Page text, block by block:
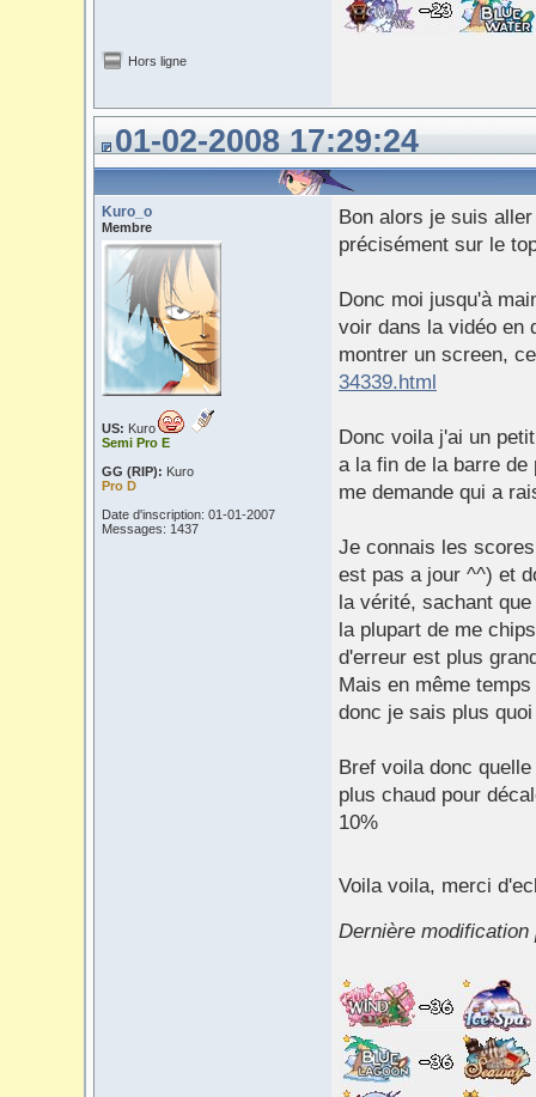
Hors ligne
01-02-2008 17:29:24
Kuro_o
Membre
US: Kuro
Semi Pro E
GG (RIP): Kuro
Pro D
Date d'inscription: 01-01-2007
Messages: 1437
Bon alors je suis
précisément sur le
Donc moi jusqu'à
voir dans la vidéo en
montrer un screen,
34339.html
Donc voila j'ai un
a la fin de la barre
me demande qui a
Je connais les
est pas a jour ^^) et
la vérité, sachant
la plupart de me
d'erreur est plus
Mais en même
donc je sais plus
Bref voila donc
plus chaud pour
10%
Voila voila, merci
Dernière modification